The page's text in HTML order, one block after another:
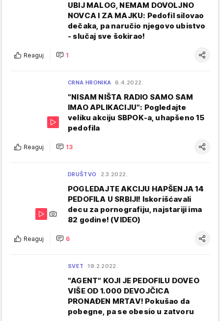
UBIJ MALOG, NEMAM DOVOLJNO
NOVCA I ZA MAJKU: Pedofil silovao
dečaka, pa naručio njegovo ubistvo
- slučaj sve šokirao!
Reaguj 1
CRNA HRONIKA 6.4.2022.
"NISAM NIŠTA RADIO SAMO SAM
IMAO APLIKACIJU": Pogledajte
veliku akciju SBPOK-a, uhapšeno 15
pedofila
Reaguj 13
DRUŠTVO 2.3.2022.
POGLEDAJTE AKCIJU HAPŠENJA 14
PEDOFILA U SRBIJI! Iskorišćavali
decu za pornografiju, najstariji ima
82 godine! (VIDEO)
Reaguj 6
SVET 19.2.2022.
"AGENT" KOJI JE PEDOFILU DOVEO
VIŠE OD 1.000 DEVOJČICA
PRONAĐEN MRTAV! Pokušao da
pobegne, pa se obesio u zatvoru